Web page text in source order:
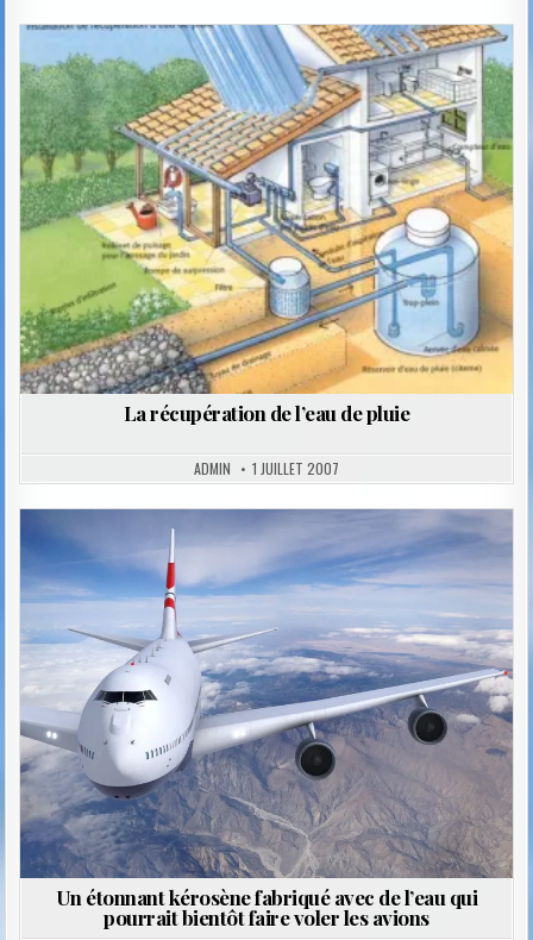
Posted
in
La récupération de l’eau de pluie
ADMIN 1 JUILLET 2007
in
Un étonnant kérosène fabriqué avec de l’eau qui
pourrait bientôt faire voler les avions